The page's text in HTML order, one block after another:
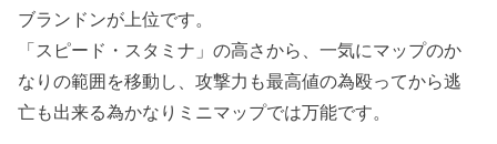
ブランドンが上位です。
「スピード・スタミナ」の高さから、一気にマップのか
なりの範囲を移動し、攻撃力も最高値の為殴ってから逃
亡も出来る為かなりミニマップでは万能です。